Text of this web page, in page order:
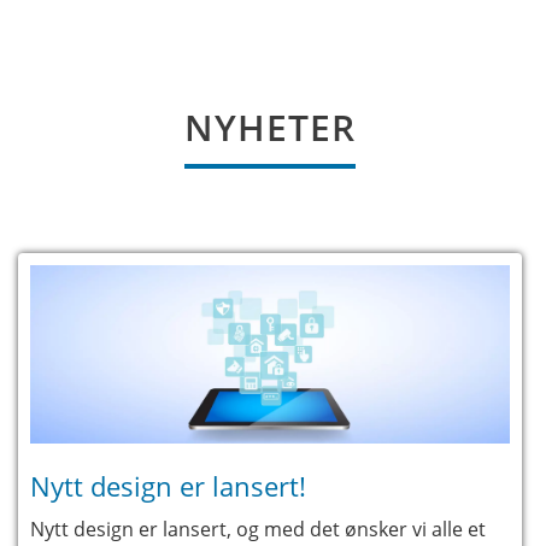
NYHETER
Nytt design er lansert!
Nytt design er lansert, og med det ønsker vi alle et